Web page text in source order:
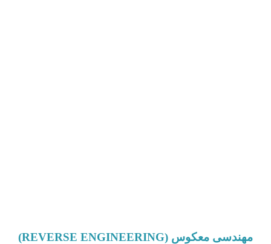
مهندسی معكوس (REVERSE ENGINEERING)